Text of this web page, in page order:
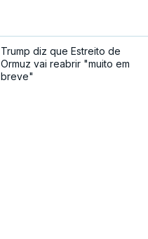
Trump diz que Estreito de
Ormuz vai reabrir "muito em
breve"